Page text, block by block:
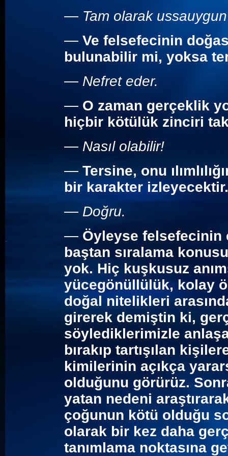
— Tam olarak ussauygun
— Ve felsefecinin
bulunabilir mi, yoksa
— Nefret eder.
— O zaman gerçeklik
hiçbir kötülük zinciri
— Nasıl olabilir!
— Tersine, onu
bir karakter izleyecektir.
— Doğru.
— Öyleyse felsefecinin
baştan sıralama
yok. Hiç kuşkusuz
yücegönüllülük, kolay
doğal nitelikleri
girerek demiştin ki,
söylediklerimizle
bırakıp tartışılan
kimilerinin açıkça
olduğunu görürüz.
yatan nedeni
çoğunun kötü olduğu
olarak bir kez daha
tanımlama noktasına